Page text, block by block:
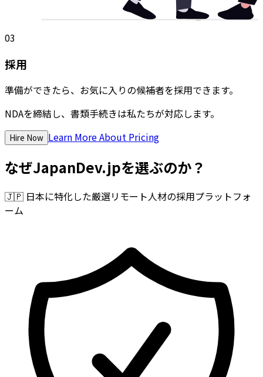
03
採用
準備ができたら、お気に入りの候補者を採用できます。
NDAを締結し、書類手続きは私たちが対応します。
Hire Now Learn More About Pricing
なぜJapanDev.jpを選ぶのか？
🇯🇵 日本に特化した厳選リモート人材の採用プラットフォ
ーム